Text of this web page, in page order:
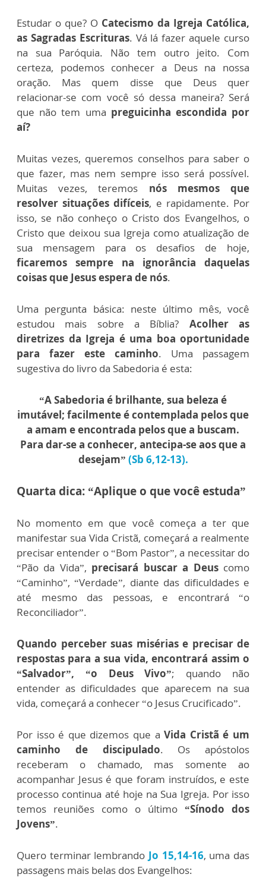
Estudar o que? O Catecismo da Igreja Católica,
as Sagradas Escrituras. Vá lá fazer aquele curso
na sua Paróquia. Não tem outro jeito. Com
certeza, podemos conhecer a Deus na nossa
oração. Mas quem disse que Deus quer
relacionar-se com você só dessa maneira? Será
que não tem uma preguicinha escondida por
aí?
Muitas vezes, queremos conselhos para saber o
que fazer, mas nem sempre isso será possível.
Muitas vezes, teremos nós mesmos que
resolver situações difíceis, e rapidamente. Por
isso, se não conheço o Cristo dos Evangelhos, o
Cristo que deixou sua Igreja como atualização de
sua mensagem para os desafios de hoje,
ficaremos sempre na ignorância daquelas
coisas que Jesus espera de nós.
Uma pergunta básica: neste último mês, você
estudou mais sobre a Bíblia? Acolher as
diretrizes da Igreja é uma boa oportunidade
para fazer este caminho. Uma passagem
sugestiva do livro da Sabedoria é esta:
“A Sabedoria é brilhante, sua beleza é
imutável; facilmente é contemplada pelos que
a amam e encontrada pelos que a buscam.
Para dar-se a conhecer, antecipa-se aos que a
desejam” (Sb 6,12-13).
Quarta dica: “Aplique o que você estuda”
No momento em que você começa a ter que
manifestar sua Vida Cristã, começará a realmente
precisar entender o “Bom Pastor”, a necessitar do
“Pão da Vida”, precisará buscar a Deuscomo
“Caminho”, “Verdade”, diante das dificuldades e
até mesmo das pessoas, e encontrará “o
Reconciliador”.
Quando perceber suas misérias e precisar de
respostas para a sua vida, encontrará assim o
“Salvador”, “o Deus Vivo”; quando não
entender as dificuldades que aparecem na sua
vida, começará a conhecer “o Jesus Crucificado”.
Por isso é que dizemos que aVida Cristã é um
caminho de discipulado. Os apóstolos
receberam o chamado, mas somente ao
acompanhar Jesus é que foram instruídos, e este
processo continua até hoje na Sua Igreja. Por isso
temos reuniões como o último “Sínodo dos
Jovens”.
Quero terminar lembrando Jo 15,14-16, uma das
passagens mais belas dos Evangelhos: